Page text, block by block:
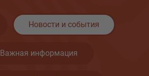
Новости и события
Важная информация